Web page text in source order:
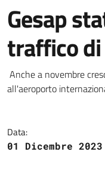
Gesap
traffico
Dettagli
Anche a novembre
all'aeroporto
Data:
01 Dicembre 2023